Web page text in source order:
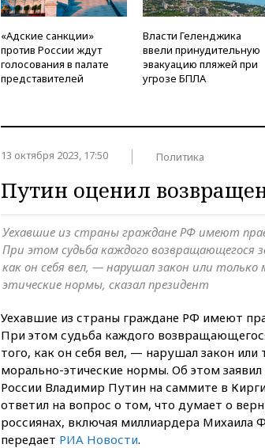
«Адские санкции»
против России ждут
голосования в палате
представителей
Власти Геленджика
ввели принудительную
эвакуацию пляжей при
угрозе БПЛА
13 октября 2023, 17:50 Политика
Путин оценил
Уехавшие из страны граждане РФ имеют
При этом судьба каждого возвращающегося
как он себя вел, — нарушал закон или только
этические нормы, сказал президент
Уехавшие из страны граждане РФ имеют
При этом судьба каждого
того, как он себя вел, — нарушал закон или
морально-этические нормы. Об этом заявил
России Владимир Путин на саммите в
ответил на вопрос о том, что думает о
россиянах, включая миллиардера Михаила
передает РИА Новости.